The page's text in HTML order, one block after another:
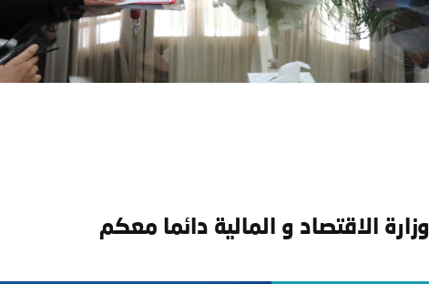
وزارة الاقتصاد و المالية دائما معكم